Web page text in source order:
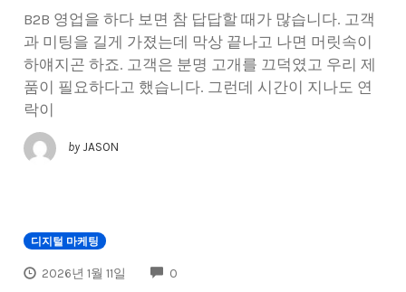
B2B 영업을 하다 보면 참 답답할 때가 많습니다. 고객
과 미팅을 길게 가졌는데 막상 끝나고 나면 머릿속이
하얘지곤 하죠. 고객은 분명 고개를 끄덕였고 우리 제
품이 필요하다고 했습니다. 그런데 시간이 지나도 연
락이
by JASON
디지털 마케팅
2026년 1월 11일 0